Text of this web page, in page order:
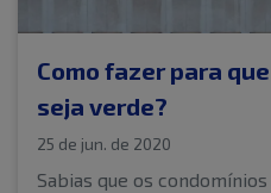
Como fazer para
seja verde?
25 de jun. de 2020
Sabias que os